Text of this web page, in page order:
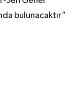
bulunacaktır”